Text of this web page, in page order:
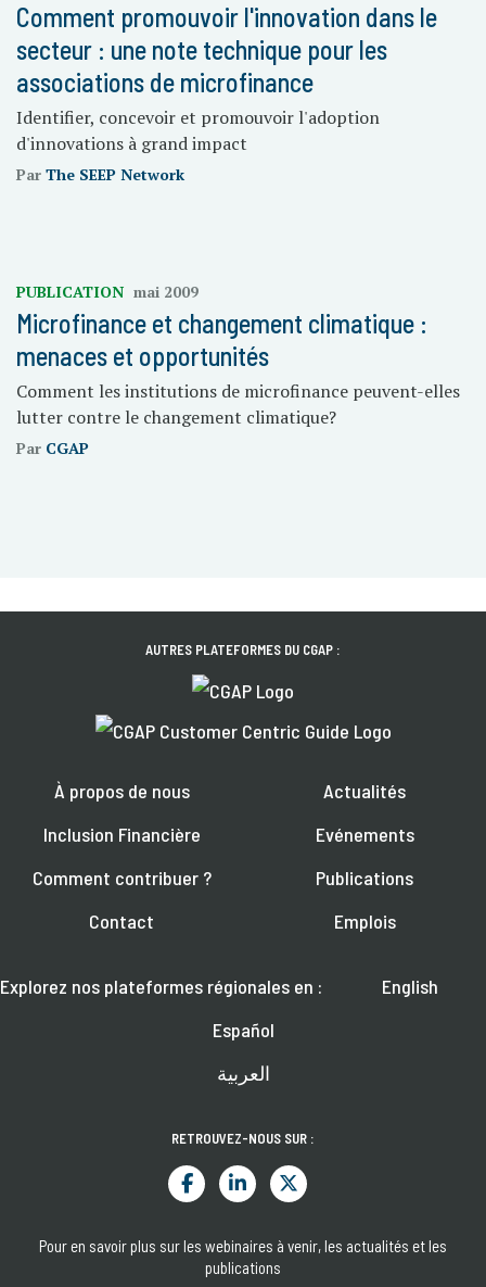
Comment promouvoir l'innovation dans le
secteur : une note technique pour les
associations de microfinance
Identifier, concevoir et promouvoir l'adoption
d'innovations à grand impact
Par The SEEP Network
PUBLICATION mai 2009
Microfinance et changement climatique :
menaces et opportunités
Comment les institutions de microfinance peuvent-elles
lutter contre le changement climatique?
Par CGAP
AUTRES PLATEFORMES DU CGAP :
À propos de nous
Inclusion Financière
Comment contribuer ?
Contact
Actualités
Evénements
Publications
Emplois
Explorez nos plateformes régionales en :
English
Español
العربية
RETROUVEZ-NOUS SUR :
Pour en savoir plus sur les webinaires à venir, les actualités et les
publications